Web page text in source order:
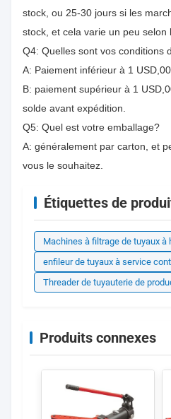
stock, ou 25-30 jours si les
stock, et cela varie un peu selon
Q4: Quelles sont vos conditions
A: Paiement inférieur à 1
B: paiement supérieur à 1
solde avant expédition.
Q5: Quel est votre emballage?
A: généralement par carton, et
vous le souhaitez.
Étiquettes de
Machines à filtrage de tuyaux à
enfileur de tuyaux à service
Threader de tuyauterie de
Produits connexes